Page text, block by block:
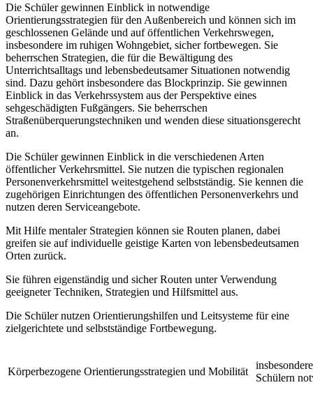
Die Schüler gewinnen Einblick in notwendige
Orientierungsstrategien für den Außenbereich und können sich im
geschlossenen Gelände und auf öffentlichen Verkehrswegen,
insbesondere im ruhigen Wohngebiet, sicher fortbewegen. Sie
beherrschen Strategien, die für die Bewältigung des
Unterrichtsalltags und lebensbedeutsamer Situationen notwendig
sind. Dazu gehört insbesondere das Blockprinzip. Sie gewinnen
Einblick in das Verkehrssystem aus der Perspektive eines
sehgeschädigten Fußgängers. Sie beherrschen
Straßenüberquerungstechniken und wenden diese situationsgerecht
an.
Die Schüler gewinnen Einblick in die verschiedenen Arten
öffentlicher Verkehrsmittel. Sie nutzen die typischen regionalen
Personenverkehrsmittel weitestgehend selbstständig. Sie kennen die
zugehörigen Einrichtungen des öffentlichen Personenverkehrs und
nutzen deren Serviceangebote.
Mit Hilfe mentaler Strategien können sie Routen planen, dabei
greifen sie auf individuelle geistige Karten von lebensbedeutsamen
Orten zurück.
Sie führen eigenständig und sicher Routen unter Verwendung
geeigneter Techniken, Strategien und Hilfsmittel aus.
Die Schüler nutzen Orientierungshilfen und Leitsysteme für eine
zielgerichtete und selbstständige Fortbewegung.
Körperbezogene Orientierungsstrategien und Mobilität
Schülern